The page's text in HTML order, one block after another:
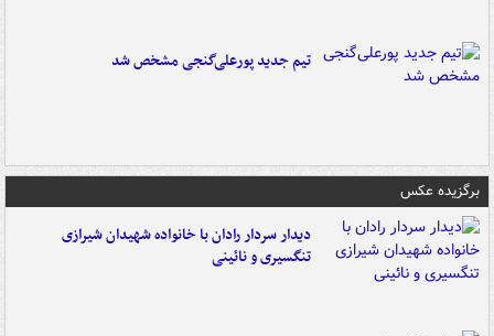
تیم جدید پورعلی‌گنجی مشخص شد
برگزیده عکس
دیدار سردار رادان با خانواده‌ شهیدان شیرازی
تنگسیری و نائینی